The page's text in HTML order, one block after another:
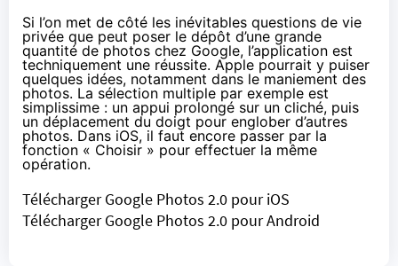
Si l’on met de côté les inévitables questions de vie
privée que peut poser le dépôt d’une grande
quantité de photos chez Google, l’application est
techniquement une réussite. Apple pourrait y puiser
quelques idées, notamment dans le maniement des
photos. La sélection multiple par exemple est
simplissime : un appui prolongé sur un cliché, puis
un déplacement du doigt pour englober d’autres
photos. Dans iOS, il faut encore passer par la
fonction « Choisir » pour effectuer la même
opération.
Télécharger Google Photos 2.0 pour iOS
Télécharger Google Photos 2.0 pour Android